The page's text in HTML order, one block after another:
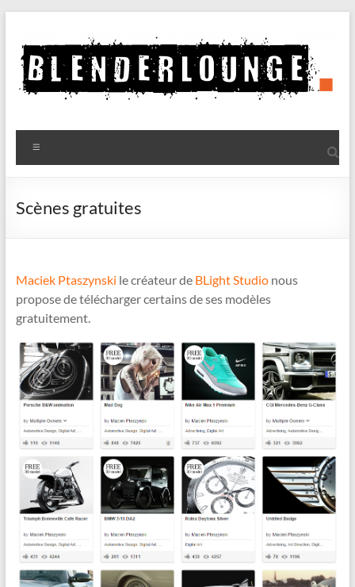
contenu
Blenderlounge
Le
de
Scènes gratuites
Maciek Ptaszynski le créateur de BLight Studionous
propose de télécharger certains de ses modèles
gratuitement.